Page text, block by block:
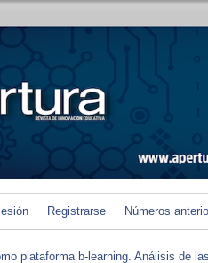
Registrarse Números
plataforma b-learning. Análisis de